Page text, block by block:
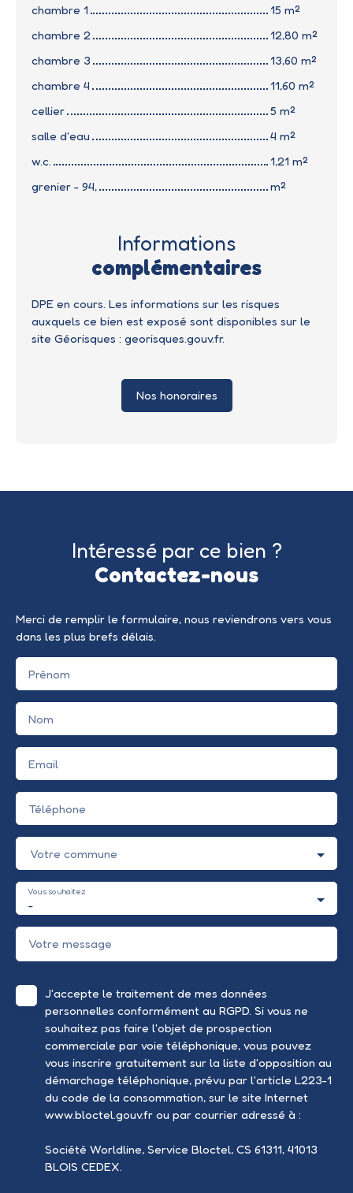
chambre 1
15 m²
chambre 2
12,80 m²
chambre 3
13,60 m²
chambre 4
11,60 m²
cellier
5 m²
salle d'eau
4 m²
w.c.
1,21 m²
grenier - 94,
m²
Informations
complémentaires
DPE en cours. Les informations sur les risques
auxquels ce bien est exposé sont disponibles sur le
site Géorisques : georisques.gouv.fr.
Nos honoraires
Intéressé par ce bien ?
Contactez-nous
Merci de remplir le formulaire, nous reviendrons vers vous
dans les plus brefs délais.
Prénom
Nom
Email
Téléphone
Votre commune
-
Vous souhaitez
Votre message
J'accepte le traitement de mes données
personnelles conformément au RGPD. Si vous ne
souhaitez pas faire l'objet de prospection
commerciale par voie téléphonique, vous pouvez
vous inscrire gratuitement sur la liste d'opposition au
démarchage téléphonique, prévu par l'article L223-1
du code de la consommation, sur le site Internet
www.bloctel.gouv.fr ou par courrier adressé à :
Société Worldline, Service Bloctel, CS 61311, 41013
BLOIS CEDEX.